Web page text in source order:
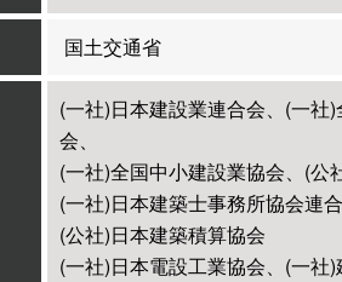
国土交通省
(一社)日本建設業連合会、(一社
会、
(一社)全国中小建設業協会、(公
(一社)日本建築士事務所協会連
(公社)日本建築積算協会
(一社)日本電設工業協会、(一社